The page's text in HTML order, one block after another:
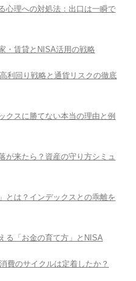
心理への対処法：出口は一瞬で
・賃貸とNISA活用の戦略
利回り戦略と通貨リスクの徹底
クスに勝てない本当の理由と例
が来たら？資産の守り方シミュ
とは？インデックスとの乖離を
る「お金の育て方」とNISA
費のサイクルは定着したか？